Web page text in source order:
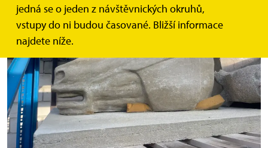
jedná se o jeden z návštěvnických okruhů,
vstupy do ni budou časované. Bližší informace
najdete níže.